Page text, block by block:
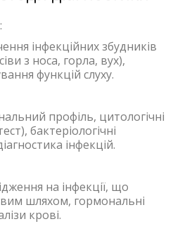
:
інфекційних збудників
з носа, горла, вух),
функцій слуху.
профіль, цитологічні
бактеріологічні
інфекцій.
на інфекції, що
шляхом, гормональні
крові.